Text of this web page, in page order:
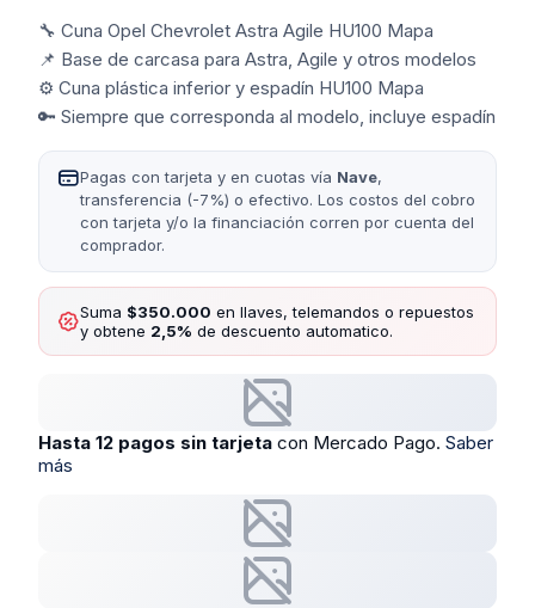
🔧 Cuna Opel Chevrolet Astra Agile HU100 Mapa
📌 Base de carcasa para Astra, Agile y otros modelos
⚙️ Cuna plástica inferior y espadín HU100 Mapa
🔑 Siempre que corresponda al modelo, incluye espadín
Pagas con tarjeta y en cuotas vía Nave,
transferencia (-7%) o efectivo. Los costos del cobro
con tarjeta y/o la financiación corren por cuenta del
comprador.
Suma $350.000 en llaves, telemandos o repuestos
y obtene 2,5% de descuento automatico.
Hasta 12 pagos sin tarjeta con Mercado Pago. Saber
más